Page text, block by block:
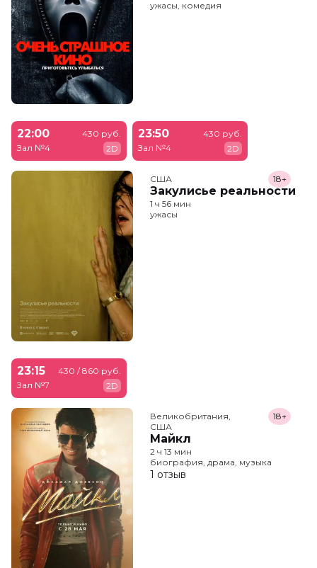
ужасы, комедия
22:00
Зал №4
430 руб.
2D
23:50
Зал №4
430 руб.
2D
США
Закулисье реальности
18+
1 ч 56 мин
ужасы
23:15
Зал №7
430 / 860 руб.
2D
Великобритания,
США
Майкл
18+
2 ч 13 мин
биография, драма, музыка
1 отзыв